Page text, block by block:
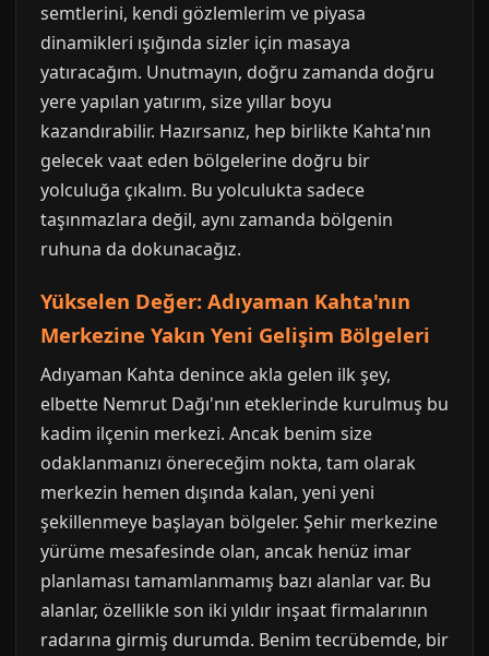
semtlerini, kendi gözlemlerim ve piyasa
dinamikleri ışığında sizler için masaya
yatıracağım. Unutmayın, doğru zamanda doğru
yere yapılan yatırım, size yıllar boyu
kazandırabilir. Hazırsanız, hep birlikte Kahta'nın
gelecek vaat eden bölgelerine doğru bir
yolculuğa çıkalım. Bu yolculukta sadece
taşınmazlara değil, aynı zamanda bölgenin
ruhuna da dokunacağız.
Yükselen Değer: Adıyaman Kahta'nın
Merkezine Yakın Yeni Gelişim Bölgeleri
Adıyaman Kahta denince akla gelen ilk şey,
elbette Nemrut Dağı'nın eteklerinde kurulmuş bu
kadim ilçenin merkezi. Ancak benim size
odaklanmanızı önereceğim nokta, tam olarak
merkezin hemen dışında kalan, yeni yeni
şekillenmeye başlayan bölgeler. Şehir merkezine
yürüme mesafesinde olan, ancak henüz imar
planlaması tamamlanmamış bazı alanlar var. Bu
alanlar, özellikle son iki yıldır inşaat firmalarının
radarına girmiş durumda. Benim tecrübemde, bir